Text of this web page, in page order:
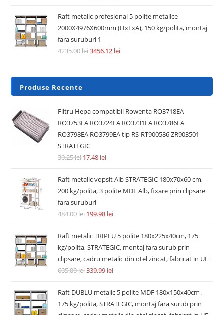
Raft metalic profesional 5 polite metalice
2000X4976X600mm (HxLxA), 150 kg/polita, montaj
fara suruburi 1
4235.00lei3456.12 lei
Produse Recente
Filtru Hepa compatibil Rowenta RO3718EA
RO3753EA RO3724EA RO3731EA RO3786EA
RO3798EA RO3799EA tip RS-RT900586 ZR903501
STRATEGIC
30.25lei 17.48 lei
Raft metalic vopsit Alb STRATEGIC 180x70x60 cm,
200 kg/polita, 3 polite MDF Alb, fixare prin clipsare
fara suruburi
484.00lei 199.98 lei
Raft metalic TRIPLU 5 polite 180x225x40cm, 175
kg/polita, STRATEGIC, montaj fara surub prin
clipsare, cadru metalic din otel zincat, fabricat in UE
605.00lei339.99 lei
Raft DUBLU metalic 5 polite MDF 180x150x40cm ,
175 kg/polita, STRATEGIC, montaj fara surub prin